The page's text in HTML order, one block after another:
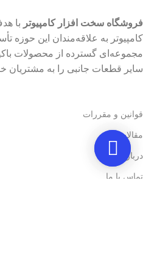
فروشگاه سخت افزار کامپیوتر با
کامپیوتر به علاقه‌مندان این
مجموعه‌ای گسترده از محصولات
سایر قطعات جانبی را به مشتریان
قوانین و مقررات
مقالات
درباره ما
تماس با ما